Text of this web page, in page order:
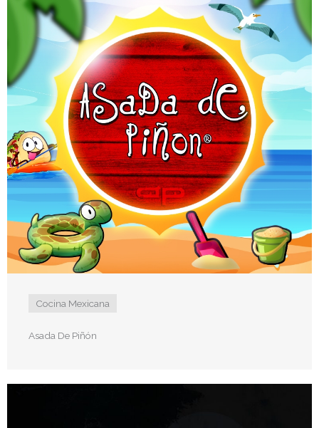
Cocina Mexicana
Asada De Piñón